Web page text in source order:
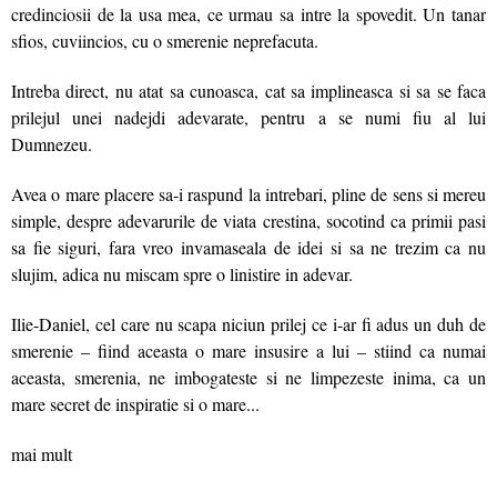
credinciosii de la usa mea, ce urmau sa intre la spovedit. Un tanar
sfios, cuviincios, cu o smerenie neprefacuta.
Intreba direct, nu atat sa cunoasca, cat sa implineasca si sa se faca
prilejul unei nadejdi adevarate, pentru a se numi fiu al lui
Dumnezeu.
Avea o mare placere sa-i raspund la intrebari, pline de sens si mereu
simple, despre adevarurile de viata crestina, socotind ca primii pasi
sa fie siguri, fara vreo invamaseala de idei si sa ne trezim ca nu
slujim, adica nu miscam spre o linistire in adevar.
Ilie-Daniel, cel care nu scapa niciun prilej ce i-ar fi adus un duh de
smerenie – fiind aceasta o mare insusire a lui – stiind ca numai
aceasta, smerenia, ne imbogateste si ne limpezeste inima, ca un
mare secret de inspiratie si o mare...
mai mult